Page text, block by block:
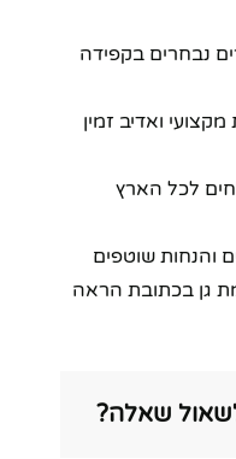
נבחרים בקפידה
מקצועי ואדיב זמין
לכל הארץ
והנחות שוטפים
גן בכתובת הראה
לשאול שאלה?